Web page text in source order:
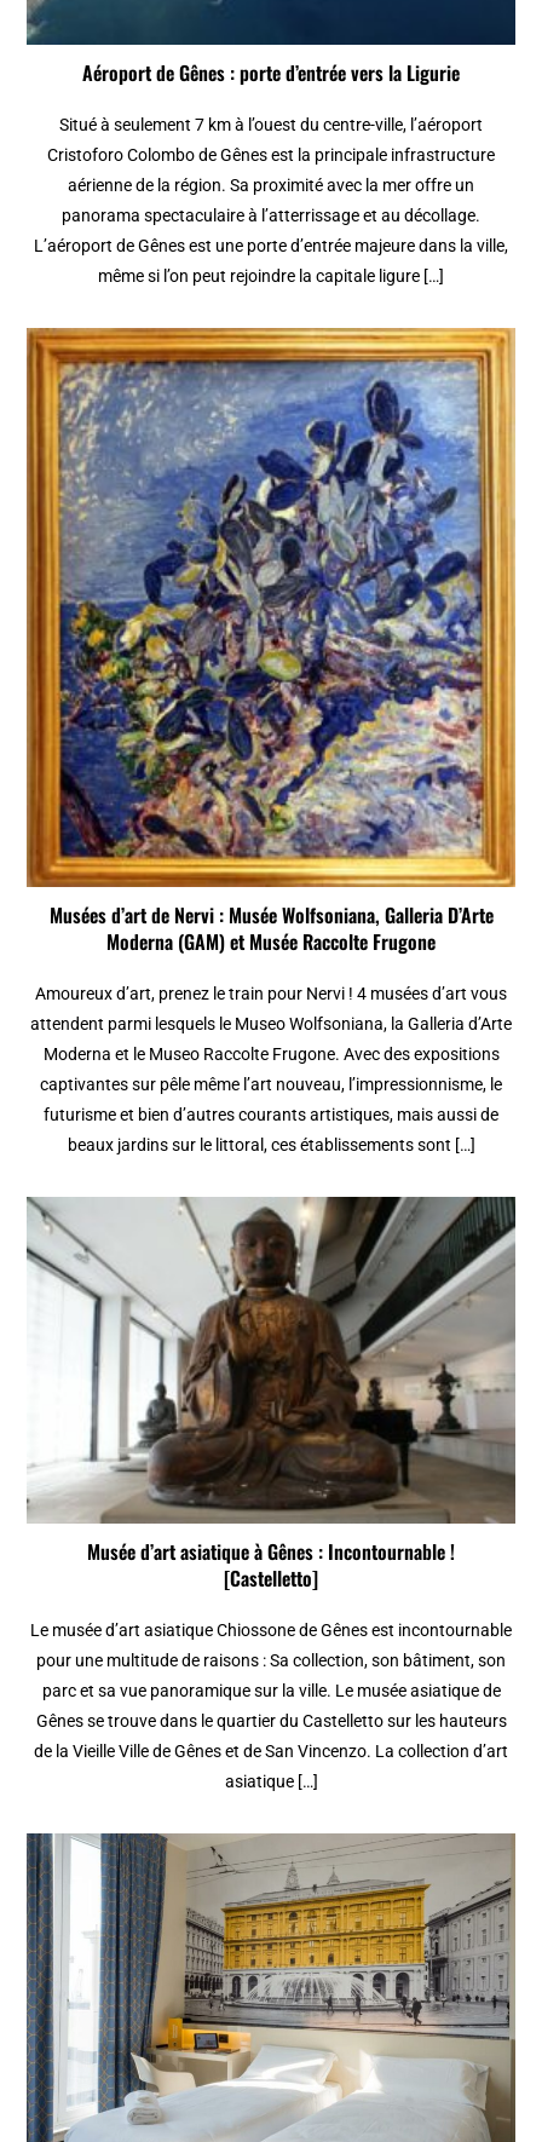
Aéroport de Gênes : porte d’entrée vers la Ligurie
Situé à seulement 7 km à l’ouest du centre-ville, l’aéroport
Cristoforo Colombo de Gênes est la principale infrastructure
aérienne de la région. Sa proximité avec la mer offre un
panorama spectaculaire à l’atterrissage et au décollage.
L’aéroport de Gênes est une porte d’entrée majeure dans la ville,
même si l’on peut rejoindre la capitale ligure […]
Musées d’art de Nervi : Musée Wolfsoniana, Galleria D’Arte
Moderna (GAM) et Musée Raccolte Frugone
Amoureux d’art, prenez le train pour Nervi ! 4 musées d’art vous
attendent parmi lesquels le Museo Wolfsoniana, la Galleria d’Arte
Moderna et le Museo Raccolte Frugone. Avec des expositions
captivantes sur pêle même l’art nouveau, l’impressionnisme, le
futurisme et bien d’autres courants artistiques, mais aussi de
beaux jardins sur le littoral, ces établissements sont […]
Musée d’art asiatique à Gênes : Incontournable !
[Castelletto]
Le musée d’art asiatique Chiossone de Gênes est incontournable
pour une multitude de raisons : Sa collection, son bâtiment, son
parc et sa vue panoramique sur la ville. Le musée asiatique de
Gênes se trouve dans le quartier du Castelletto sur les hauteurs
de la Vieille Ville de Gênes et de San Vincenzo. La collection d’art
asiatique […]